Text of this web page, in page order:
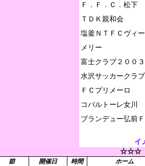
Ｆ．Ｆ．Ｃ．松下
ＴＤＫ親和会
塩釜ＮＴＦＣヴィ
メリー
富士クラブ２００３
水沢サッカークラブ
ＦＣプリメーロ
コバルトーレ女川
イ
☆☆☆
節 開催日 時間 ホーム